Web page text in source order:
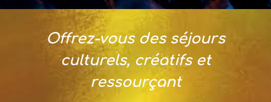
Offrez-vous des séjours
culturels, créatifs et
ressourçant